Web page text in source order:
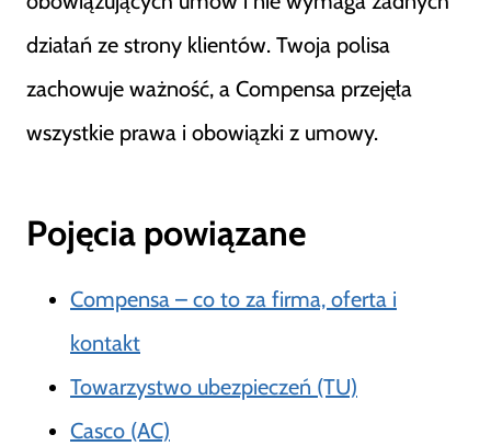
działań ze strony klientów. Twoja polisa
zachowuje ważność, a Compensa przejęła
wszystkie prawa i obowiązki z umowy.
Pojęcia powiązane
Compensa – co to za firma, oferta i
kontakt
Towarzystwo ubezpieczeń (TU)
Casco (AC)